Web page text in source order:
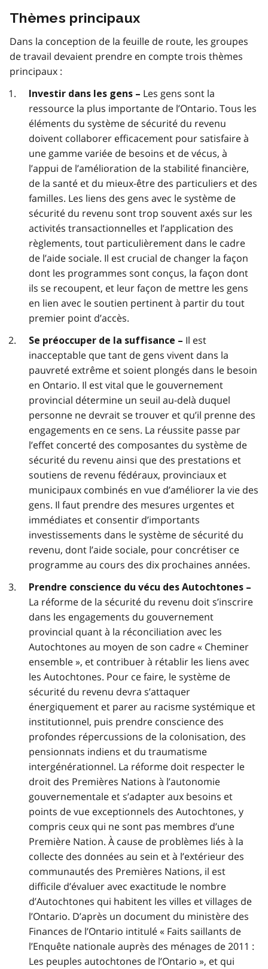
Thèmes principaux
Dans la conception de la feuille de route, les groupes
de travail devaient prendre en compte trois thèmes
principaux :
Investir dans les gens – Les gens sont la
ressource la plus importante de l’Ontario. Tous les
éléments du système de sécurité du revenu
doivent collaborer efficacement pour satisfaire à
une gamme variée de besoins et de vécus, à
l’appui de l’amélioration de la stabilité financière,
de la santé et du mieux-être des particuliers et des
familles. Les liens des gens avec le système de
sécurité du revenu sont trop souvent axés sur les
activités transactionnelles et l’application des
règlements, tout particulièrement dans le cadre
de l’aide sociale. Il est crucial de changer la façon
dont les programmes sont conçus, la façon dont
ils se recoupent, et leur façon de mettre les gens
en lien avec le soutien pertinent à partir du tout
premier point d’accès.
Se préoccuper de la suffisance – Il est
inacceptable que tant de gens vivent dans la
pauvreté extrême et soient plongés dans le besoin
en Ontario. Il est vital que le gouvernement
provincial détermine un seuil au-delà duquel
personne ne devrait se trouver et qu’il prenne des
engagements en ce sens. La réussite passe par
l’effet concerté des composantes du système de
sécurité du revenu ainsi que des prestations et
soutiens de revenu fédéraux, provinciaux et
municipaux combinés en vue d’améliorer la vie des
gens. Il faut prendre des mesures urgentes et
immédiates et consentir d’importants
investissements dans le système de sécurité du
revenu, dont l’aide sociale, pour concrétiser ce
programme au cours des dix prochaines années.
Prendre conscience du vécu des Autochtones –
La réforme de la sécurité du revenu doit s’inscrire
dans les engagements du gouvernement
provincial quant à la réconciliation avec les
Autochtones au moyen de son cadre « Cheminer
ensemble », et contribuer à rétablir les liens avec
les Autochtones. Pour ce faire, le système de
sécurité du revenu devra s’attaquer
énergiquement et parer au racisme systémique et
institutionnel, puis prendre conscience des
profondes répercussions de la colonisation, des
pensionnats indiens et du traumatisme
intergénérationnel. La réforme doit respecter le
droit des Premières Nations à l’autonomie
gouvernementale et s’adapter aux besoins et
points de vue exceptionnels des Autochtones, y
compris ceux qui ne sont pas membres d’une
Première Nation. À cause de problèmes liés à la
collecte des données au sein et à l’extérieur des
communautés des Premières Nations, il est
difficile d’évaluer avec exactitude le nombre
d’Autochtones qui habitent les villes et villages de
l’Ontario. D’après un document du ministère des
Finances de l’Ontario intitulé « Faits saillants de
l’Enquête nationale auprès des ménages de 2011 :
Les peuples autochtones de l’Ontario », et qui